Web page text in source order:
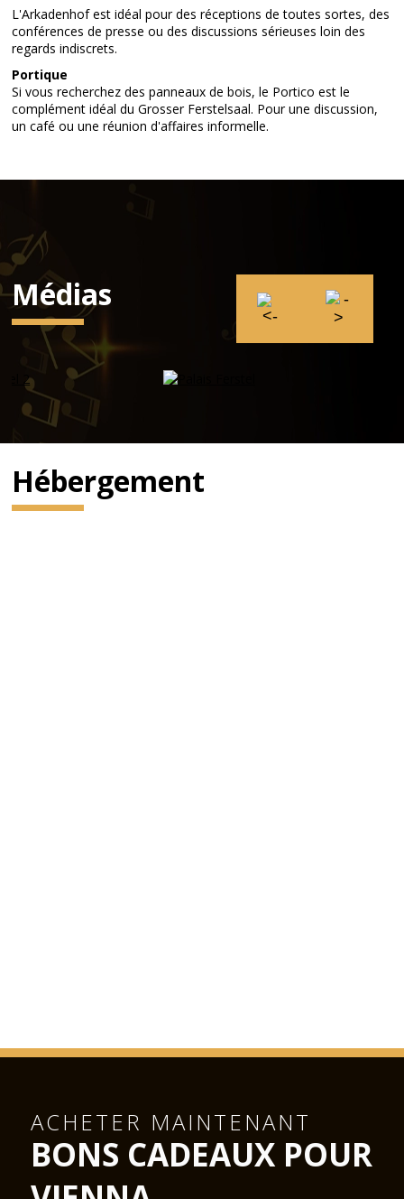
L'Arkadenhof est idéal pour des réceptions de toutes sortes, des
conférences de presse ou des discussions sérieuses loin des
regards indiscrets.
Portique
Si vous recherchez des panneaux de bois, le Portico est le
complément idéal du Grosser Ferstelsaal. Pour une discussion,
un café ou une réunion d'affaires informelle.
Médias
Hébergement
ACHETER MAINTENANT
BONS CADEAUX POUR